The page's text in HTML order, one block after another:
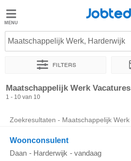
Jobted
Vacatures
Salarissen
Jobted
Maatschappelijk Werk, Harderwijk
Filters
Sorteer op Exacte locatie Bedrijf
Maatschappelijk Werk
1 - 10 van 10
Zoekresultaten - Maatschappelijk
Woonconsulent
Daan - Harderwijk - vandaag